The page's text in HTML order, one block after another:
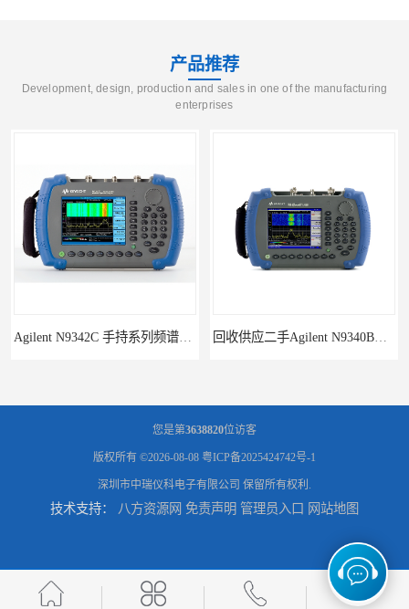
产品推荐
Development, design, production and sales in one of the manufacturing
enterprises
Agilent N9342C 手持系列频谱分析仪 回收供应二手Agilent N9340B手持式系列频谱分析仪
诚信供应二手Agilent N9030A 系列频谱分析仪 供应二手Agilent N9020A 系列皮肤偏向于
您是第3638820位访客
版权所有 ©2026-08-08 粤ICP备2025424742号-1
深圳市中瑞仪科电子有限公司 保留所有权利.
技术支持： 八方资源网 免责声明 管理员入口 网站地图